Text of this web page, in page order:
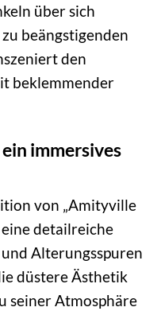
über sich
beängstigenden
den
beklemmender
immersives
von „Amityville
detailreiche
Alterungsspuren
düstere Ästhetik
seiner Atmosphäre